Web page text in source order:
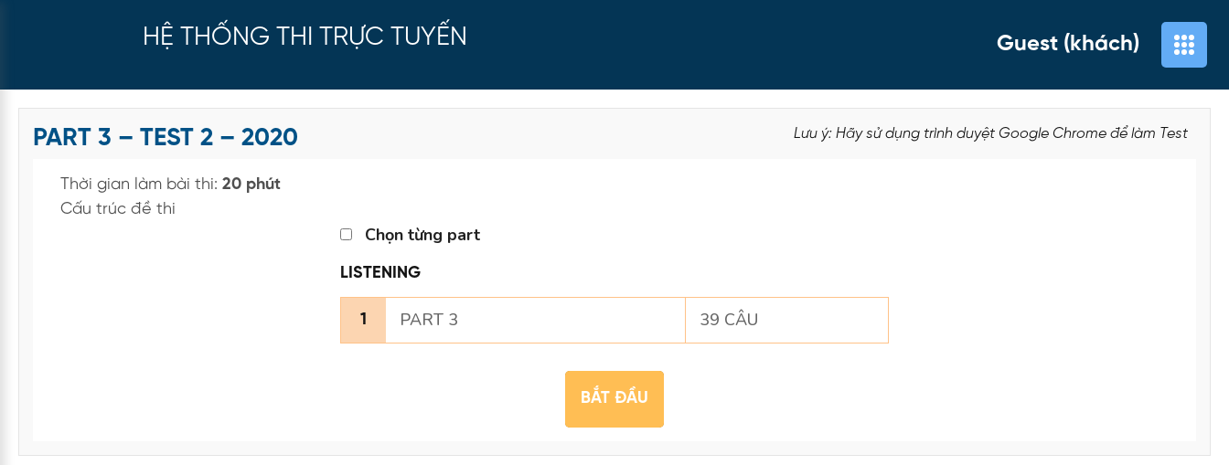
HỆ THỐNG THI TRỰC TUYẾN Guest (khách)
Lưu ý: Hãy sử dụng trình duyệt Google Chrome để làm Test
PART 3 – TEST 2 – 2020
Thời gian làm bài thi: 20 phút
Cấu trúc đề thi
Chọn từng part
LISTENING
1 PART 3 39 CÂU
BẮT ĐẦU